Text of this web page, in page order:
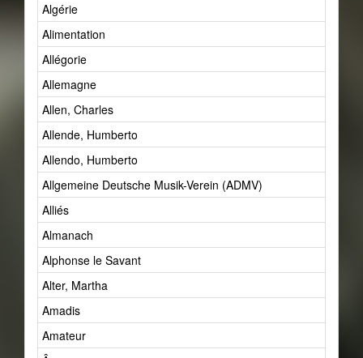
Algérie
Alimentation
Allégorie
Allemagne
Allen, Charles
Allende, Humberto
Allendo, Humberto
Allgemeine Deutsche Musik-Verein (ADMV)
Alliés
Almanach
Alphonse le Savant
Alter, Martha
Amadis
Amateur